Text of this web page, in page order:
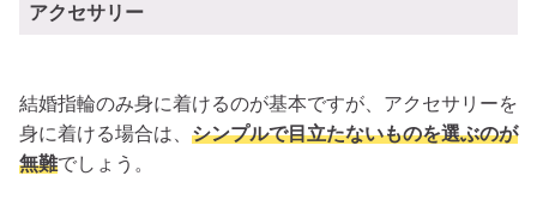
アクセサリー
結婚指輪のみ身に着けるのが基本ですが、アクセサリーを
身に着ける場合は、 シンプルで目立たないものを選ぶのが
無難でしょう。